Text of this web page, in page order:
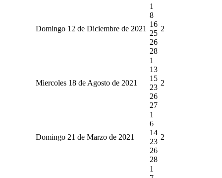
Domingo 12 de Diciembre de 2021
1
8
16
25
26
28
2
Miercoles 18 de Agosto de 2021
1
13
15
23
26
27
2
Domingo 21 de Marzo de 2021
1
6
14
23
26
28
2
1